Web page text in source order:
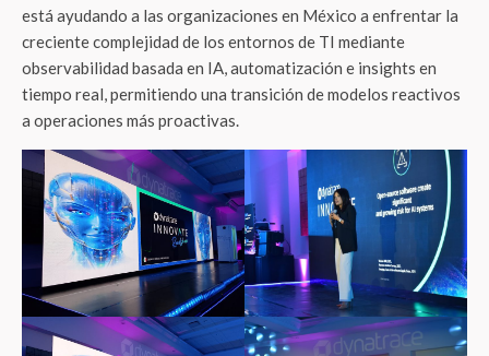
está ayudando a las organizaciones en México a enfrentar la
creciente complejidad de los entornos de TI mediante
observabilidad basada en IA, automatización e insights en
tiempo real, permitiendo una transición de modelos reactivos
a operaciones más proactivas.